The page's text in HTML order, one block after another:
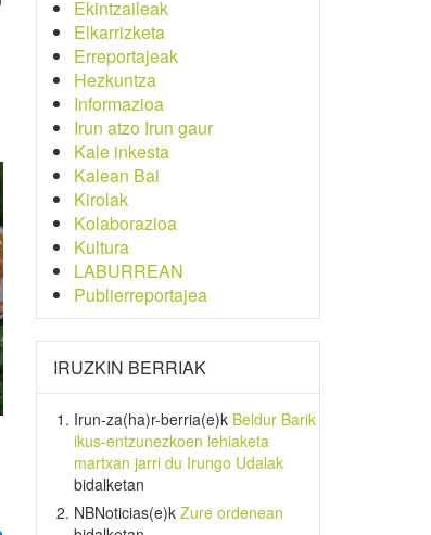
Ekintzaileak
Elkarrizketa
Erreportajeak
Hezkuntza
Informazioa
Irun atzo Irun gaur
Kale inkesta
Kalean Bai
Kirolak
Kolaborazioa
Kultura
LABURREAN
Publierreportajea
IRUZKIN BERRIAK
Irun-za(ha)r-berria(e)k Beldur Barik
ikus-entzunezkoen lehiaketa
martxan jarri du Irungo Udalak
bidalketan
NBNoticias(e)k Zure ordenean